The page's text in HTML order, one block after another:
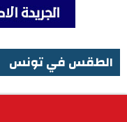
الطقس في تونس